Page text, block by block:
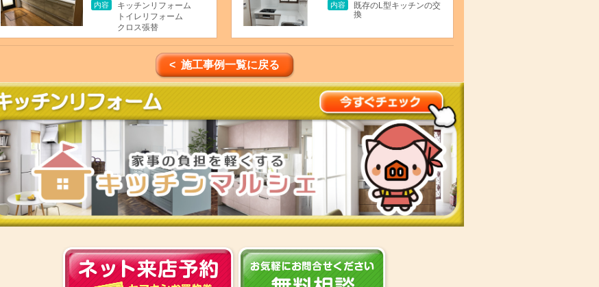
内容
キッチンリフォーム
トイレリフォーム
クロス張替
内容
既存のL型キッチンの交
換
< 施工事例一覧に戻る